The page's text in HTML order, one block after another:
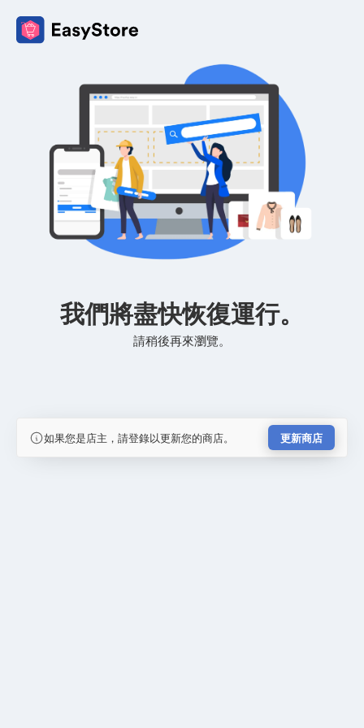
我們將盡快恢復運行。
請稍後再來瀏覽。
如果您是店主，請登錄以更新您的商店。 更新商店